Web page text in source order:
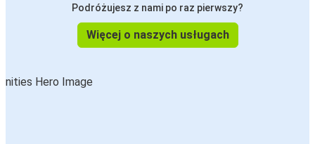
Podróżujesz z nami po raz pierwszy?
Więcej o naszych usługach